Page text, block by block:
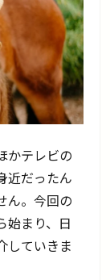
かテレビの
近だったん
ん。今回の
始まり、日
していきま